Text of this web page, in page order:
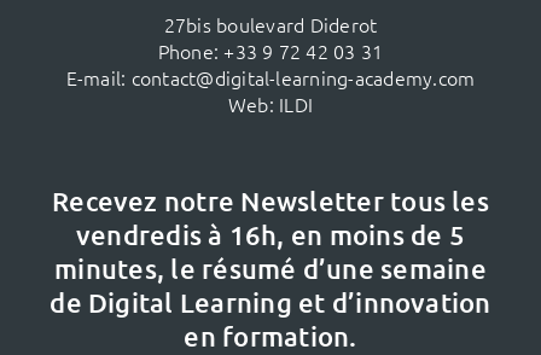
27bis boulevard Diderot
Phone: +33 9 72 42 03 31
E-mail: contact@digital-learning-academy.com
Web: ILDI
Recevez notre Newsletter tous les
vendredis à 16h, en moins de 5
minutes, le résumé d’une semaine
de Digital Learning et d’innovation
en formation.